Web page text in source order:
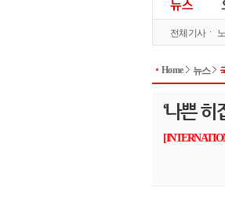
전체기사
Home 뉴스
‘나쁜 히